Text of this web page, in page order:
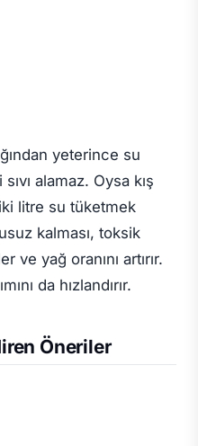
yeterince su
alamaz. Oysa kış
litre su tüketmek
kalması, toksik
ve yağ oranını artırır.
da hızlandırır.
Öneriler